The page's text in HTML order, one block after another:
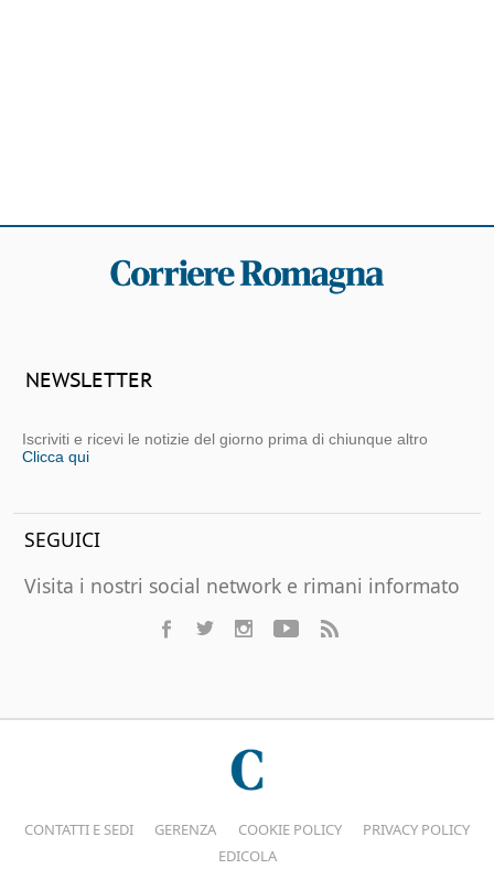
NEWSLETTER
Iscriviti e ricevi le notizie del giorno prima di chiunque altro
Clicca qui
SEGUICI
Visita i nostri social network e rimani informato
CONTATTI E SEDI GERENZA COOKIE POLICY
PRIVACY POLICY
EDICOLA